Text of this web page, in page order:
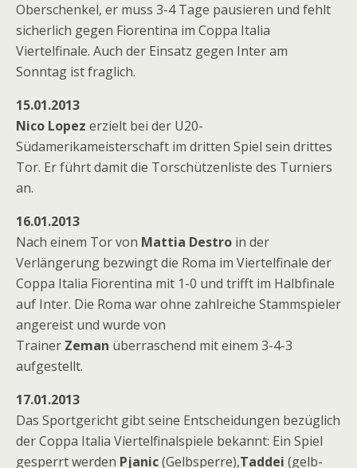
Oberschenkel, er muss 3-4 Tage pausieren und fehlt
sicherlich gegen Fiorentina im Coppa Italia
Viertelfinale. Auch der Einsatz gegen Inter am
Sonntag ist fraglich.
15.01.2013
Nico Lopez erzielt bei der U20-
Südamerikameisterschaft im dritten Spiel sein drittes
Tor. Er führt damit die Torschützenliste des Turniers
an.
16.01.2013
Nach einem Tor von Mattia Destro in der
Verlängerung bezwingt die Roma im Viertelfinale der
Coppa Italia Fiorentina mit 1-0 und trifft im Halbfinale
auf Inter. Die Roma war ohne zahlreiche Stammspieler
angereist und wurde von
Trainer Zeman überraschend mit einem 3-4-3
aufgestellt.
17.01.2013
Das Sportgericht gibt seine Entscheidungen bezüglich
der Coppa Italia Viertelfinalspiele bekannt: Ein Spiel
gesperrt werden Pjanic(Gelbsperre),Taddei (gelb-